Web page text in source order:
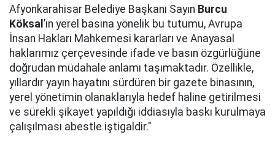
Afyonkarahisar Belediye Başkanı Sayın Burcu
Köksal ’ın yerel basına yönelik bu tutumu, Avrupa
İnsan Hakları Mahkemesi kararları ve Anayasal
haklarımız çerçevesinde ifade ve basın özgürlüğüne
doğrudan müdahale anlamı taşımaktadır. Özellikle,
yıllardır yayın hayatını sürdüren bir gazete binasının,
yerel yönetimin olanaklarıyla hedef haline getirilmesi
ve sürekli şikayet yapıldığı iddiasıyla baskı kurulmaya
çalışılması abestle iştigaldir."